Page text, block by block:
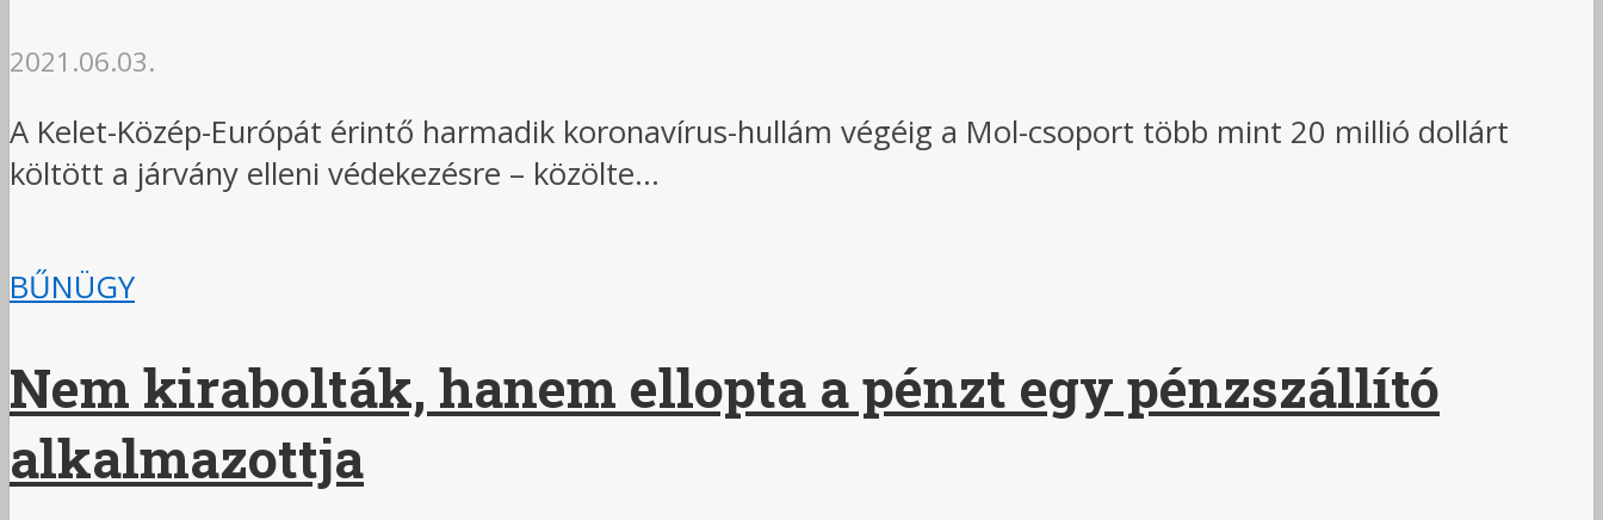
2021.06.03.
A Kelet-Közép-Európát érintő harmadik koronavírus-hullám végéig a Mol-csoport több mint 20 millió dollárt
költött a járvány elleni védekezésre – közölte...
BŰNÜGY
Nem kirabolták, hanem ellopta a pénzt egy pénzszállító
alkalmazottja